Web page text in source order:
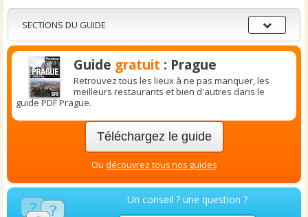
Sections
du
guide
SECTIONS DU GUIDE
Guide gratuit : Prague
Retrouvez tous les lieux à ne pas manquer, les
meilleurs restaurants et bien d'autres dans le
guide PDF Prague.
Téléchargez le guide
Ou découvrez tous nos guides
Un conseil ? une question ?